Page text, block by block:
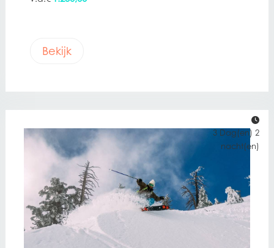
Bekijk
3 Dag(en) 2
nacht(en)